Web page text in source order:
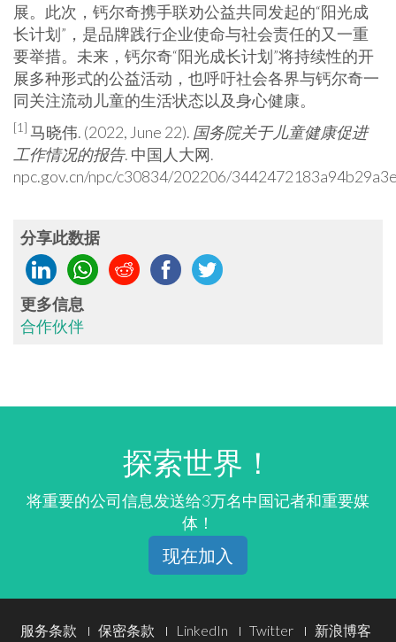
展。此次，钙尔奇携手联劝公益共同发起的“阳光成
长计划”，是品牌践行企业使命与社会责任的又一重
要举措。未来，钙尔奇“阳光成长计划”将持续性的开
展多种形式的公益活动，也呼吁社会各界与钙尔奇一
同关注流动儿童的生活状态以及身心健康。
[1] 马晓伟. (2022, June 22). 国务院关于儿童健康促进
工作情况的报告. 中国人大网.
npc.gov.cn/npc/c30834/202206/
分享此数据
更多信息
合作伙伴
探索世界！
将重要的公司信息发送给3万名中国记者和重要媒
体！
现在加入
Footer
服务条款 保密条款 LinkedIn Twitter 新浪博客